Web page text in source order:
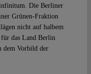
Die Berliner
Grünen-Fraktion
nicht auf halbem
für das Land Berlin
dem Vorbild der